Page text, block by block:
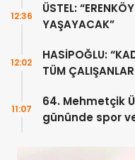
ÜSTEL:
YAŞAYACAK”
12:36
HASİPOĞLU:
TÜM
12:02
64. Mehmetçik
gününde spor
11:07